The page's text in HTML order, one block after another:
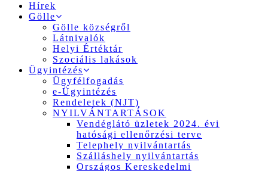
Hírek
Gölle
Gölle községről
Látnivalók
Helyi Értéktár
Szociális lakások
Ügyintézés
Ügyfélfogadás
e-Ügyintézés
Rendeletek (NJT)
NYILVÁNTARTÁSOK
Vendéglátó üzletek 2024. évi
hatósági ellenőrzési terve
Telephely nyilvántartás
Szálláshely nyilvántartás
Országos Kereskedelmi